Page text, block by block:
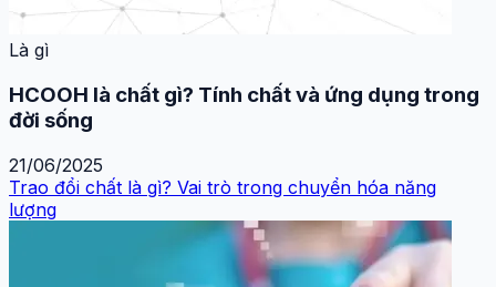
Là gì
HCOOH là chất gì? Tính chất và ứng dụng trong
đời sống
21/06/2025
Trao đổi chất là gì? Vai trò trong chuyển hóa năng
lượng